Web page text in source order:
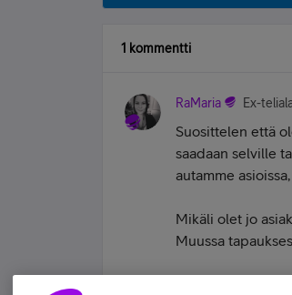
1 kommentti
RaMaria Ex-
Suosittelen että
saadaan selville
autamme
Mikäli olet jo
Muussa